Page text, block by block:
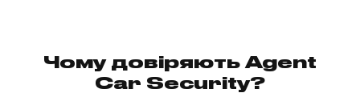
Чому довіряють Agent
Car Security?